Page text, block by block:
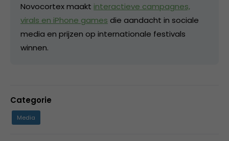
Novocortex maakt interactieve campagnes,
virals en iPhone games die aandacht in sociale
media en prijzen op internationale festivals
winnen.
Categorie
Media